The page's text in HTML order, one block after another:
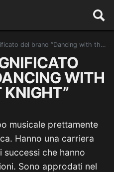
del brano “Dancing with the Moonlit Knight”
WITH
musicale prettamente
Hanno una carriera
che hanno
Sono approdati nel